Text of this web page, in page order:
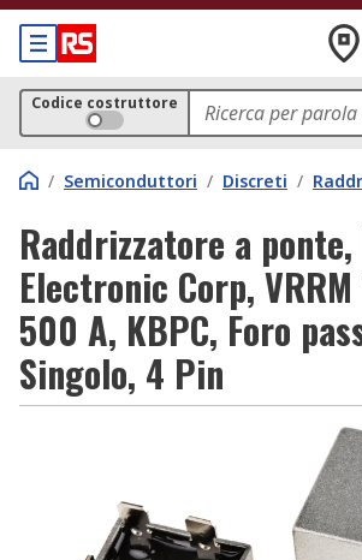
Codice costruttore
/ Semiconduttori / Discreti /
Raddrizzatore a ponte,
Electronic Corp,
500 A, KBPC, Foro
Singolo, 4 Pin